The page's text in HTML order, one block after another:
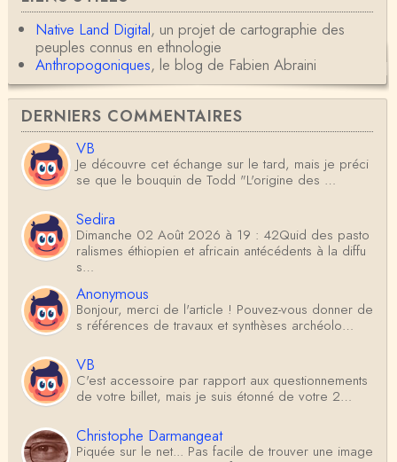
Native Land Digital, un projet de cartographie des
peuples connus en ethnologie
Anthropogoniques, le blog de Fabien Abraini
DERNIERS COMMENTAIRES
VB
Je découvre cet échange sur le tard, mais je préci
se que le bouquin de Todd "L'origine des …
Sedira
Dimanche 02 Août 2026 à 19 : 42Quid des pasto
ralismes éthiopien et africain antécédents à la diffu
s…
Anonymous
Bonjour, merci de l'article ! Pouvez-vous donner de
s références de travaux et synthèses archéolo…
VB
C'est accessoire par rapport aux questionnements
de votre billet, mais je suis étonné de votre 2…
Christophe Darmangeat
Piquée sur le net... Pas facile de trouver une image